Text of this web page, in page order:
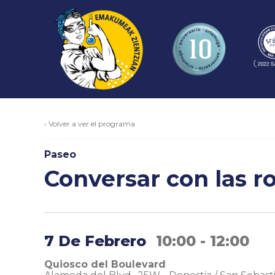
‹ Volver a ver el programa
Paseo
Conversar con las
7 De Febrero 10:00 - 12:00
Quiosco del Boulevard